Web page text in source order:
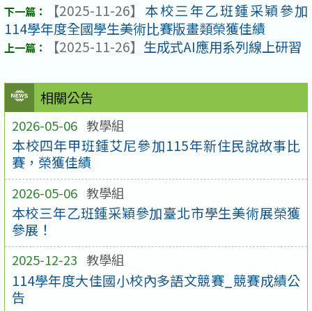
相關公告
2026-05-06 教學組
本校四年甲班鍾艾尼參加115年新住民說故事比
賽，榮獲佳績
2026-05-06 教學組
本校三年乙班鍾采穎參加臺北市學生美術展榮獲
參展！
2025-12-23 教學組
114學年度大佳國小校內多語文競賽_競賽成績公
告
【2025-11-26】 本校三年乙班鍾采穎參加
114學年度全國學生美術比賽版畫類榮獲佳績
【2025-11-26】 生成式AI應用系列線上研習​